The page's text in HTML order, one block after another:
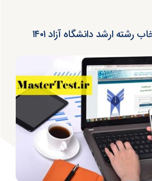
رشته ارشد دانشگاه آزاد ۱۴۰۱